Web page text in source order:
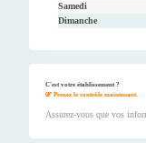
Samedi
Dimanche
C'est votre établissement ?
Prenez le contrôle maintenant.
Assurez-vous que vos